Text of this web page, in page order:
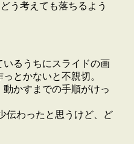
う考えても落ちるよう
るうちにスライドの画
とかないと不親切。
かすまでの手順がけっ
伝わったと思うけど、ど